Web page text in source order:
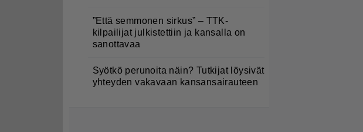
”Että semmonen sirkus” – TTK-
kilpailijat julkistettiin ja kansalla on
sanottavaa
Syötkö perunoita näin? Tutkijat löysivät
yhteyden vakavaan kansansairauteen